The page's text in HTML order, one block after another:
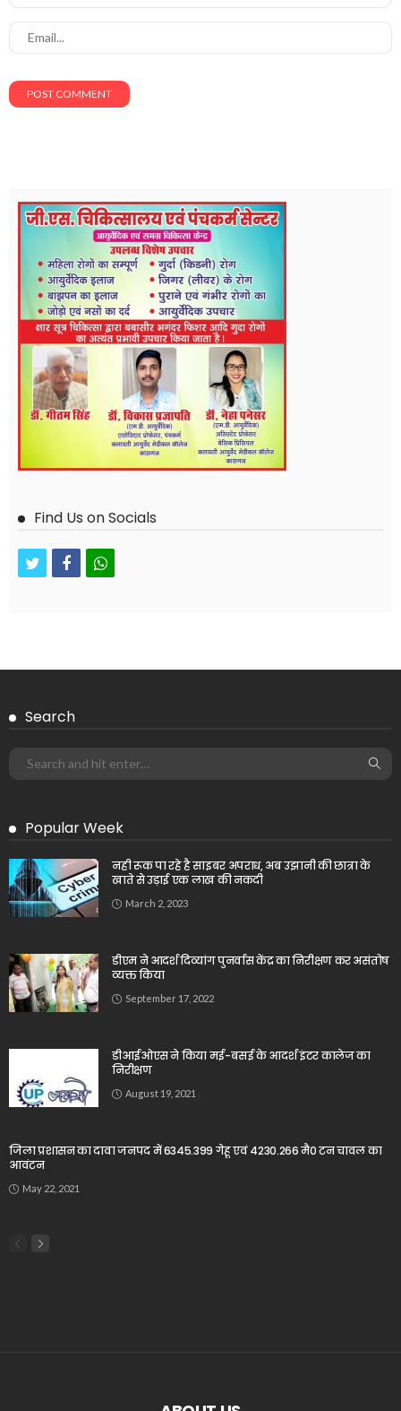
Find Us on Socials
twitterfacebookwhatsapp
Search
Popular Week
नही रूक पा रहे है साइबर अपराध, अब उझानी की छात्रा के
खाते से उड़ाई एक लाख की नकदी
March 2, 2023
डीएम ने आदर्श दिव्यांग पुनर्वास केंद्र का निरीक्षण कर असंतोष
व्यक्त किया
September 17, 2022
डीआईओएस ने किया मई-बसई के आदर्श इंटर कालेज का
निरीक्षण
August 19, 2021
जिला प्रशासन का दावा जनपद में 6345.399 गेहू एवं 4230.266 मै0 टन चावल का
आवंटन
May 22, 2021